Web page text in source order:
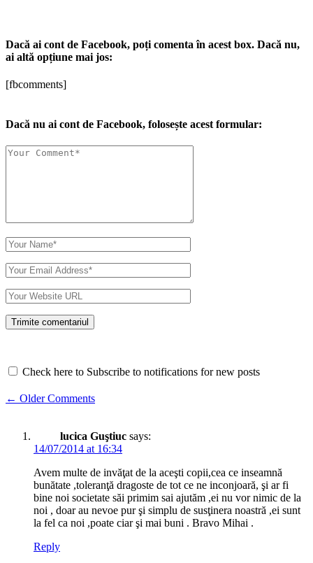
Dacă ai cont de Facebook, poți comenta în acest box. Dacă nu,
ai altă opțiune mai jos:
[fbcomments]
Dacă nu ai cont de Facebook, folosește acest formular:
Check here to Subscribe to notifications for new posts
Comment
← Older Comments
lucica Guştiuc says:
14/07/2014 at 16:34
Avem multe de invăţat de la aceşti copii,cea ce inseamnă
bunătate ,toleranţă dragoste de tot ce ne inconjoară, şi ar fi
bine noi societate săi primim sai ajutăm ,ei nu vor nimic de la
noi , doar au nevoe pur şi simplu de susţinera noastră ,ei sunt
la fel ca noi ,poate ciar şi mai buni . Bravo Mihai .
Reply